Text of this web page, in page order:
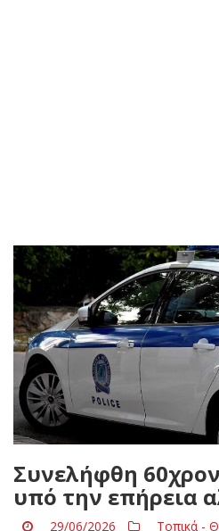
Συνελήφθη
υπό την επήρεια
29/06/2026
Τοπικά -